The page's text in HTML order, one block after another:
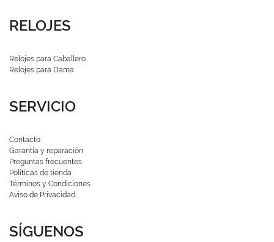
RELOJES
Relojes para Caballero
Relojes para Dama
SERVICIO
Contacto
Garantía y reparación
Preguntas frecuentes
Políticas de tienda
Términos y Condiciones
Aviso de Privacidad
SÍGUENOS